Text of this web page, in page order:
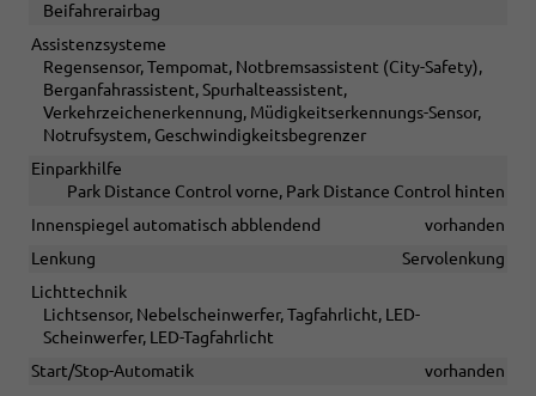
Beifahrerairbag
Assistenzsysteme
Regensensor, Tempomat, Notbremsassistent (City-Safety),
Berganfahrassistent, Spurhalteassistent,
Verkehrzeichenerkennung, Müdigkeitserkennungs-Sensor,
Notrufsystem, Geschwindigkeitsbegrenzer
Einparkhilfe
Park Distance Control vorne, Park Distance Control hinten
Innenspiegel automatisch abblendend
vorhanden
Lenkung
Servolenkung
Lichttechnik
Lichtsensor, Nebelscheinwerfer, Tagfahrlicht, LED-
Scheinwerfer, LED-Tagfahrlicht
Start/Stop-Automatik
vorhanden